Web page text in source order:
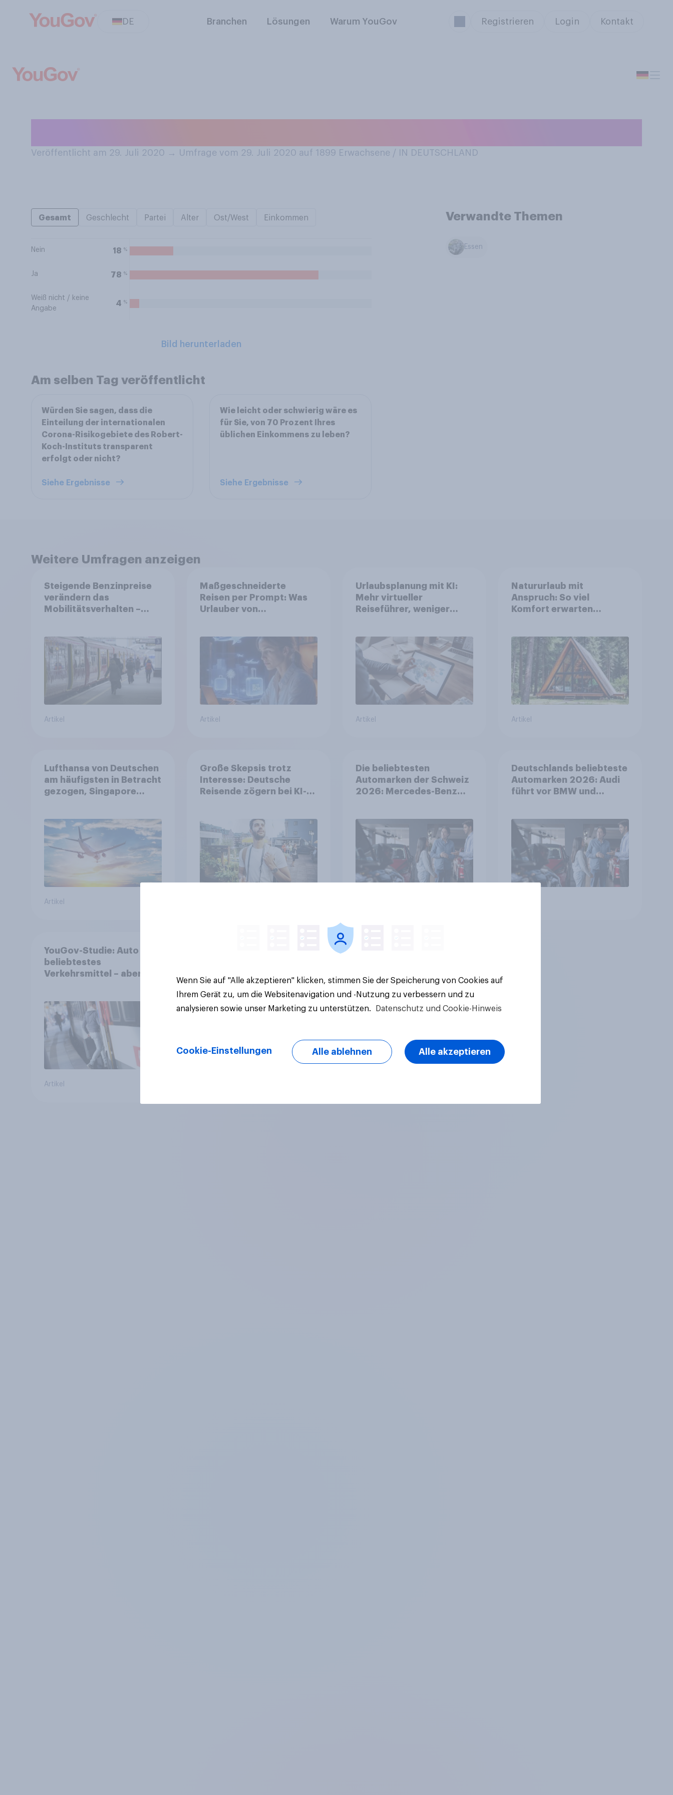
DE Branchen Lösungen Warum YouGov Registrieren Login Kontakt
Veröffentlicht am 29. Juli 2020 → Umfrage vom 29. Juli 2020 auf 1899 Erwachsene / IN DEUTSCHLAND
Gesamt Geschlecht Partei Alter Ost/West Einkommen
Nein 18 %
Ja 78 %
Weiß nicht / keine
Angabe
4 %
Bild herunterladen
Verwandte Themen
Essen
Am selben Tag veröffentlicht
Würden Sie sagen, dass die
Einteilung der internationalen
Corona-Risikogebiete des Robert-
Koch-Instituts transparent
erfolgt oder nicht?
Siehe Ergebnisse
Wie leicht oder schwierig wäre es
für Sie, von 70 Prozent Ihres
üblichen Einkommens zu leben?
Siehe Ergebnisse
Weitere Umfragen anzeigen
Steigende Benzinpreise
verändern das
Mobilitätsverhalten –
Auto auf öffentliche
Verkehrsmittel um
Artikel
Maßgeschneiderte
Reisen per Prompt: Was
Urlauber von
Tools bei der
Reiseplanung bereits
genutzt werden
Artikel
Urlaubsplanung mit KI:
Mehr virtueller
Reiseführer, weniger
Artikel
Natururlaub mit
Anspruch: So viel
Komfort erwarten
Artikel
Lufthansa von Deutschen
am häufigsten in Betracht
gezogen, Singapore
Artikel
Große Skepsis trotz
Interesse: Deutsche
Reisende zögern bei KI-
Die beliebtesten
Automarken der Schweiz
2026: Mercedes-Benz
Aufsteiger
Deutschlands beliebteste
Automarken 2026: Audi
führt vor BMW und
YouGov-Studie: Auto ist
beliebtestes
Verkehrsmittel – aber
Artikel
Wenn Sie auf "Alle akzeptieren" klicken, stimmen Sie der Speicherung von Cookies auf
Ihrem Gerät zu, um die Websitenavigation und -Nutzung zu verbessern und zu
analysieren sowie unser Marketing zu unterstützen.
Datenschutz und Cookie-Hinweis
Cookie-Einstellungen Alle ablehnen Alle akzeptieren